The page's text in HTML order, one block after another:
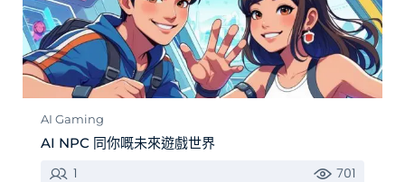
AI Gaming
AI NPC 同你嘅未來遊戲世界
1 701